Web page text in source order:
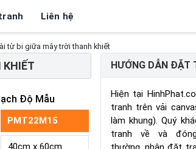
Liên hệ
từ bi giữa mây trời thanh khiết
KHIẾT
Độ Mẫu
PMT22M15
40cm x 60cm
HƯỚNG DẪN ĐẶT
Hiện tại
tranh trên vải
làm khung). Quý
tranh về và